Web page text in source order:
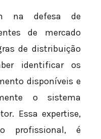
na defesa de
de mercado
de distribuição
identificar os
disponíveis e
o sistema
Essa expertise,
profissional, é